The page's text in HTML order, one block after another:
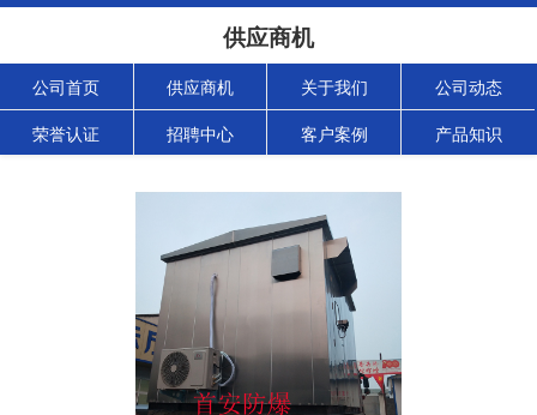
供应商机
公司首页 供应商机 关于我们 公司动态
荣誉认证 招聘中心 客户案例 产品知识